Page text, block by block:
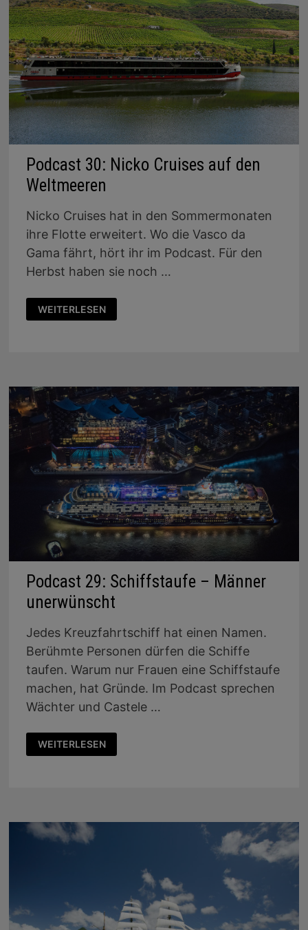
Podcast 30: Nicko Cruises auf den
Weltmeeren
Nicko Cruises hat in den Sommermonaten
ihre Flotte erweitert. Wo die Vasco da
Gama fährt, hört ihr im Podcast. Für den
Herbst haben sie noch …
PODCAST
30:
NICKO
WEITERLESEN
Podcast 29: Schiffstaufe – Männer
unerwünscht
Jedes Kreuzfahrtschiff hat einen Namen.
Berühmte Personen dürfen die Schiffe
taufen. Warum nur Frauen eine Schiffstaufe
machen, hat Gründe. Im Podcast sprechen
Wächter und Castele …
PODCAST
29:
SCHIFFSTAUFE
WEITERLESEN